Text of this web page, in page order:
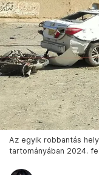
Az egyik robbantás
tartományában 2024.